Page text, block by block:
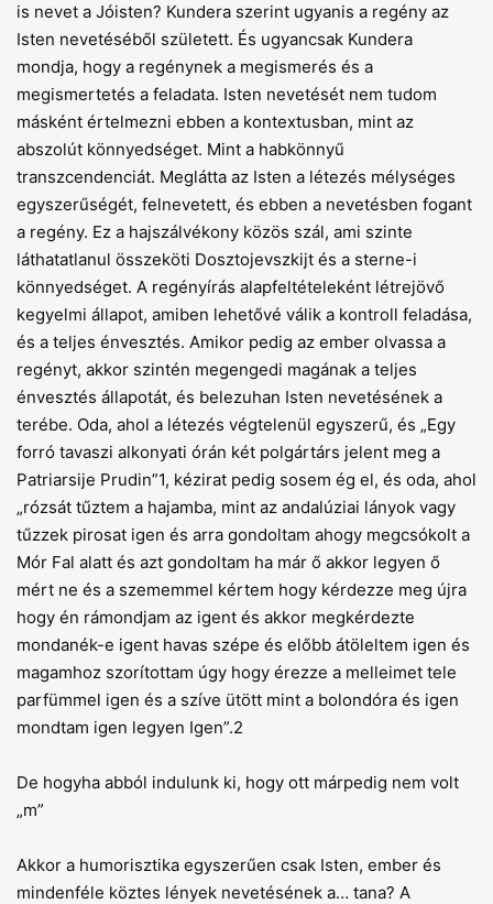
is nevet a Jóisten? Kundera szerint ugyanis a regény az
Isten nevetéséből született. És ugyancsak Kundera
mondja, hogy a regénynek a megismerés és a
megismertetés a feladata. Isten nevetését nem tudom
másként értelmezni ebben a kontextusban, mint az
abszolút könnyedséget. Mint a habkönnyű
transzcendenciát. Meglátta az Isten a létezés mélységes
egyszerűségét, felnevetett, és ebben a nevetésben fogant
a regény. Ez a hajszálvékony közös szál, ami szinte
láthatatlanul összeköti Dosztojevszkijt és a sterne-i
könnyedséget. A regényírás alapfeltételeként létrejövő
kegyelmi állapot, amiben lehetővé válik a kontroll feladása,
és a teljes énvesztés. Amikor pedig az ember olvassa a
regényt, akkor szintén megengedi magának a teljes
énvesztés állapotát, és belezuhan Isten nevetésének a
terébe. Oda, ahol a létezés végtelenül egyszerű, és „Egy
forró tavaszi alkonyati órán két polgártárs jelent meg a
Patriarsije Prudin”1, kézirat pedig sosem ég el, és oda, ahol
„rózsát tűz­tem a hajamba, mint az andalúziai lányok vagy
tűzzek pirosat igen és arra gondoltam ahogy megcsókolt a
Mór Fal alatt és azt gondoltam ha már ő akkor legyen ő
mért ne és a szememmel kértem hogy kérdezze meg újra
hogy én rámondjam az igent és akkor megkérdezte
mondanék-e igent havas szépe és előbb átöleltem igen és
magamhoz szorítottam úgy hogy érezze a melleimet tele
parfümmel igen és a szíve ütött mint a bolondóra és igen
mondtam igen legyen Igen”.2
De hogyha abból indulunk ki, hogy ott márpedig nem volt
„m”
Akkor a humorisztika egyszerűen csak Isten, ember és
mindenféle köztes lények nevetésének a… tana? A